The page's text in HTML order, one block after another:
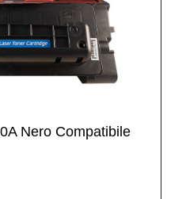
Nero Compatibile